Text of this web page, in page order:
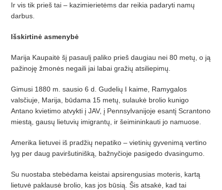
Ir vis tik prieš tai – kazimierietėms dar reikia padaryti namų
darbus.
Išskirtinė asmenybė
Marija Kaupaitė šį pasaulį paliko prieš daugiau nei 80 metų, o ją
pažinoję žmonės negaili jai labai gražių atsiliepimų.
Gimusi 1880 m. sausio 6 d. Gudelių I kaime, Ramygalos
valsčiuje, Marija, būdama 15 metų, sulaukė brolio kuni­go
Antano kvietimo atvykti į JAV, į Pennsylvanijoje esantį Scrantono
miestą, gausų lietuvių imigrantų, ir šeimi­nin­kauti jo namuose.
Amerika lietuvei iš pradžių nepatiko – vietinių gyvenimą vertino
lyg per daug paviršutinišką, bažnyčioje pasigedo dvasingumo.
Su nuostaba stebėdama keistai apsirengusias moteris, kartą
lietuvė paklausė brolio, kas jos būsią. Šis atsakė, kad tai